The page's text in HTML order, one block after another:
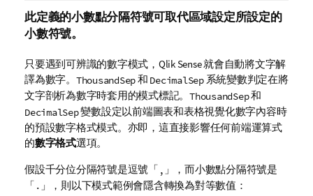
此定義的小數點分隔符號可取代區域設定所設定的
小數符號。
只要遇到可辨識的數字模式， Qlik Sense就會自動將文字解
譯為數字。 ThousandSep和 DecimalSep系統變數判定在將
文字剖析為數字時套用的模式標記。 ThousandSep和
DecimalSep變數設定以前端圖表和表格視覺化數字內容時
的預設數字格式模式。亦即，這直接影響任何前端運算式
的數字格式選項。
假設千分位分隔符號是逗號「 , 」，而小數點分隔符號是
「 . 」，則以下模式範例會隱含轉換為對等數值：